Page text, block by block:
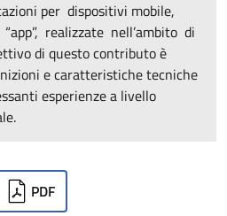
per dispositivi mobile,
realizzate nell’ambito di
di questo contributo è
e caratteristiche tecniche
esperienze a livello
PDF